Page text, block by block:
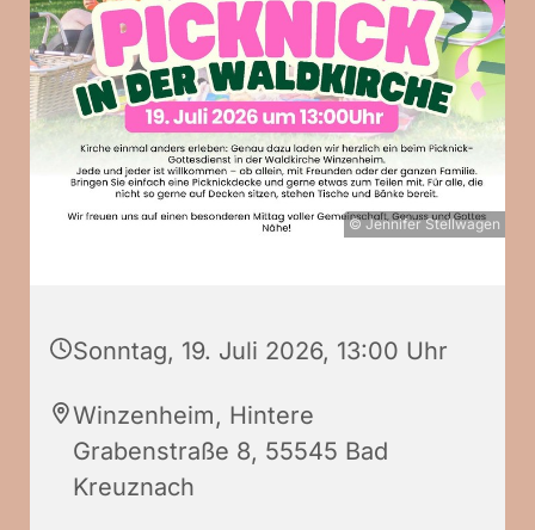
© Jennifer Stellwagen
Sonntag, 19. Juli 2026, 13:00 Uhr
Winzenheim, Hintere
Grabenstraße 8, 55545 Bad
Kreuznach